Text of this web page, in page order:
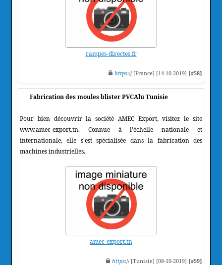
rampes-directes.fr
https:// [France] [14-10-2019] [#58]
Fabrication des moules blister PVCAlu Tunisie
Pour bien découvrir la société AMEC Export, visitez le site
www.amec-export.tn. Connue à l'échelle nationale et
internationale, elle s'est spécialisée dans la fabrication des
machines industrielles.
amec-export.tn
https:// [Tunisie] [08-10-2019] [#59]